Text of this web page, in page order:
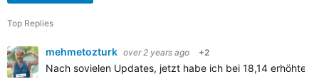
Top Replies
mehmetozturk over 2 years ago +2
Nach sovielen Updates, jetzt habe ich bei 18,14 erhöhten